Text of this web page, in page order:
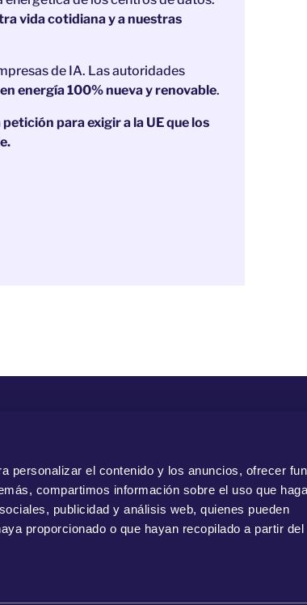
personalizar el contenido y los anuncios, ofrecer
compartimos información sobre el uso que
publicidad y análisis web, quienes pueden
proporcionado o que hayan recopilado a partir del
vida cotidiana y a nuestras
de IA. Las autoridades
energía 100% nueva y renovable.
para exigir a la UE que los